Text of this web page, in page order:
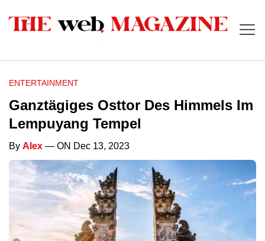
ENTERTAINMENT
Ganztägiges Osttor Des Himmels Im
Lempuyang Tempel
By Alex — ON Dec 13, 2023